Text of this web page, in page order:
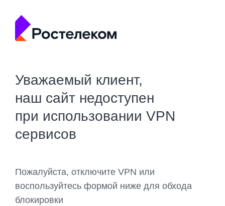
Уважаемый клиент,
наш сайт недоступен
при использовании VPN
сервисов
Пожалуйста, отключите VPN или
воспользуйтесь формой ниже для обхода
блокировки